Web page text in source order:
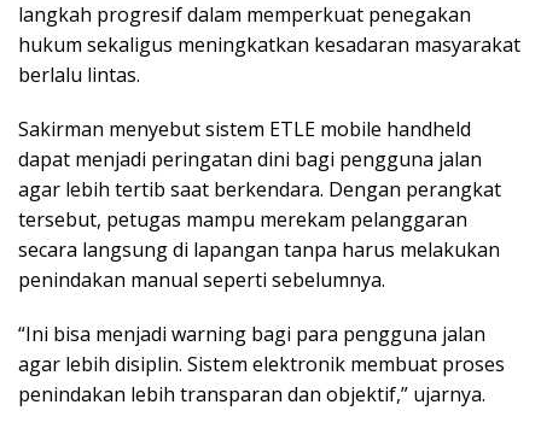
langkah progresif dalam memperkuat penegakan
hukum sekaligus meningkatkan kesadaran masyarakat
berlalu lintas.
Sakirman menyebut sistem ETLE mobile handheld
dapat menjadi peringatan dini bagi pengguna jalan
agar lebih tertib saat berkendara. Dengan perangkat
tersebut, petugas mampu merekam pelanggaran
secara langsung di lapangan tanpa harus melakukan
penindakan manual seperti sebelumnya.
“Ini bisa menjadi warning bagi para pengguna jalan
agar lebih disiplin. Sistem elektronik membuat proses
penindakan lebih transparan dan objektif,” ujarnya.